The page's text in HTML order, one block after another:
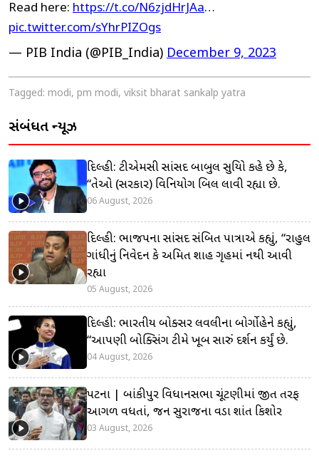
Read here: https://t.co/N6zjdHrJAa…
pic.twitter.com/sYhrPIZOgs
— PIB India (@PIB_India) December 9, 2023
Tagged: modi, pm modi, viksit bharat sankalp yatra
સંબંધિત ન્યૂઝ
દિલ્હી: ટીએમસી સાંસદ બાબુલ સુપ્રિયો કહે છે કે,
“તેઓ (સરકાર) વિનિયોગ બિલ લાવી રહ્યા છે.
06 August, 2026
દિલ્હી: ભાજપના સાંસદ સંબિત પાત્રાએ કહ્યું, “રાહુલ
ગાંધીનું નિવેદન કે અમિત શાહ ગૃહમાં નથી આવી
રહ્યા
05 August, 2026
દિલ્હી: ભારતીય બોક્સર લવલીના બોર્ગોહેને કહ્યું,
“આપણી બોક્સિંગ ટીમે ખૂબ સારું પ્રદર્શન કર્યું છે.
04 August, 2026
પટના | બાંકીપુર વિધાનસભા ચૂંટણીમાં જીત તરફ
આગળ વધતાં, જન સુરાજના વડા પ્રશાંત કિશોર
03 August, 2026